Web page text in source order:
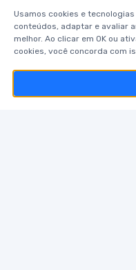
PARCEIROS
Seguradoras
Usamos cookies e
conteúdos, adaptar e avaliar
melhor. Ao clicar em OK ou
cookies, você concorda com